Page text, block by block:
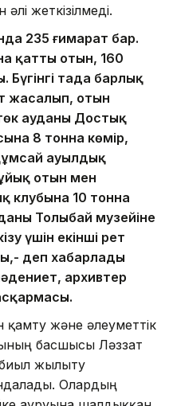
жеткізілмеді.
235 ғимарат бар.
қатты отын, 160
таңда барлық
жасалып, отын
ауданы Достық
8 тонна көмір,
ауылдық
отын мен
клубына 10 тонна
Толыбай музейіне
үшін екінші рет
деп хабарлады
архивтер
және әлеуметтік
басшысы Ләззат
жылыту
Олардың